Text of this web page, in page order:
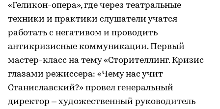
«Геликон-опера», где через театральные
техники и практики слушатели учатся
работать с негативом и проводить
антикризисные коммуникации. Первый
мастер-класс на тему «Сторителлинг. Кризис
глазами режиссера: «Чему нас учит
Станиславский?» провел генеральный
директор – художественный руководитель